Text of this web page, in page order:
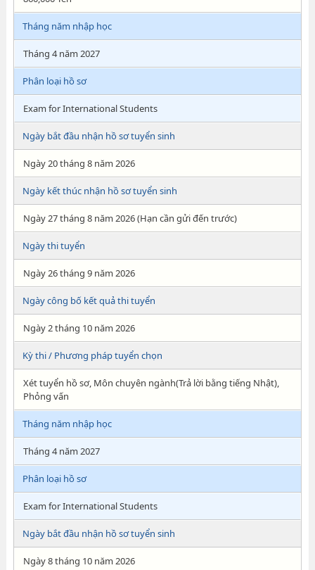
Tháng năm nhập học
Tháng 4 năm 2027
Phân loại hồ sơ
Exam for International Students
Ngày bắt đầu nhận hồ sơ tuyển sinh
Ngày 20 tháng 8 năm 2026
Ngày kết thúc nhận hồ sơ tuyển sinh
Ngày 27 tháng 8 năm 2026 (Hạn cần gửi đến trước)
Ngày thi tuyển
Ngày 26 tháng 9 năm 2026
Ngày công bố kết quả thi tuyển
Ngày 2 tháng 10 năm 2026
Kỳ thi / Phương pháp tuyển chọn
Xét tuyển hồ sơ, Môn chuyên ngành(Trả lời bằng tiếng Nhật),
Phỏng vấn
Tháng năm nhập học
Tháng 4 năm 2027
Phân loại hồ sơ
Exam for International Students
Ngày bắt đầu nhận hồ sơ tuyển sinh
Ngày 8 tháng 10 năm 2026